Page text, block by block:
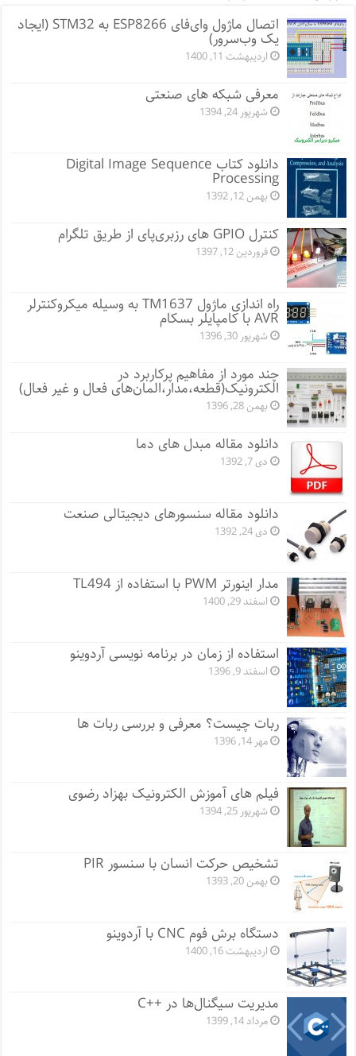
اتصال ماژول وای‌فای ESP8266 به STM32 (ایجاد
یک وب‌سرور)
اردیبهشت 11, 1400
معرفی شبکه های صنعتی
شهریور 24, 1394
دانلود کتاب Digital Image Sequence
Processing
بهمن 12, 1392
کنترل GPIO های رزبری‌پای از طریق تلگرام
فروردین 12, 1397
راه اندازی ماژول TM1637 به وسیله میکروکنترلر
AVR با کامپایلر بسکام
شهریور 30, 1396
چند مورد از مفاهیم پرکاربرد در
الکترونیک(قطعه،مدار،المان‌های فعال و غیر فعال)
بهمن 28, 1396
دانلود مقاله مبدل های دما
دی 7, 1392
دانلود مقاله سنسورهای دیجیتالی صنعت
دی 24, 1392
مدار اینورتر PWM با استفاده از TL494
اسفند 29, 1400
استفاده از زمان در برنامه نویسی آردوینو
اسفند 9, 1396
ربات چیست؟ معرفی و بررسی ربات ها
مهر 14, 1396
فیلم های آموزش الکترونیک بهزاد رضوی
شهریور 25, 1394
تشخیص حرکت انسان با سنسور PIR
بهمن 20, 1393
دستگاه برش فوم CNC با آردوینو
اردیبهشت 16, 1400
مدیریت سیگنال‌ها در ++C
مرداد 14, 1399